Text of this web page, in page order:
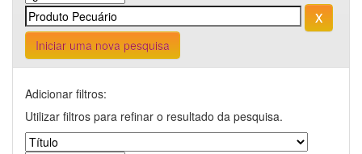
Iniciar uma nova pesquisa
Adicionar filtros:
Utilizar filtros para refinar o resultado da pesquisa.